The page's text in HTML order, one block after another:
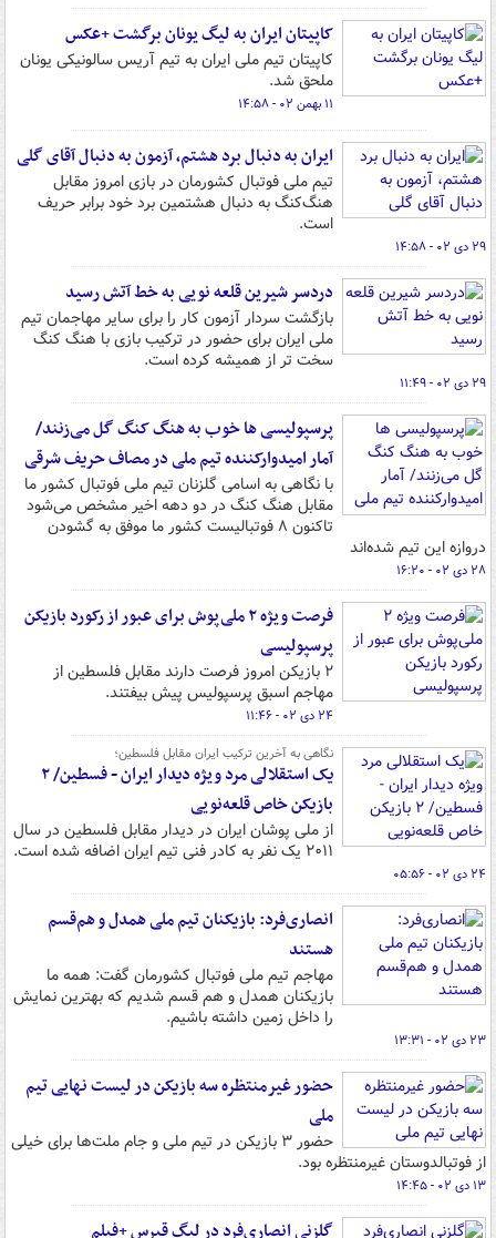
کاپیتان ایران به لیگ یونان برگشت +عکس
کاپیتان تیم ملی ایران به تیم آریس سالونیکی یونان
ملحق شد.
۱۱ بهمن ۰۲ - ۱۴:۵۸
ایران به دنبال برد هشتم، آزمون به دنبال آقای گلی
تیم ملی فوتبال کشورمان در بازی امروز مقابل
هنگ‌کنگ به دنبال هشتمین برد خود برابر حریف
است.
۲۹ دی ۰۲ - ۱۴:۵۸
دردسر شیرین قلعه نویی به خط آتش رسید
بازگشت سردار آزمون کار را برای سایر مهاجمان تیم
ملی ایران برای حضور در ترکیب بازی با هنگ کنگ
سخت تر از همیشه کرده است.
۲۹ دی ۰۲ - ۱۱:۴۹
پرسپولیسی ها خوب به هنگ کنگ گل می‌زنند/
آمار امیدوارکننده تیم ملی در مصاف حریف شرقی
با نگاهی به اسامی گلزنان تیم ملی فوتبال کشور ما
مقابل هنگ کنگ در دو دهه اخیر مشخص می‌شود
تاکنون ۸ فوتبالیست کشور ما موفق به گشودن
دروازه این تیم شده‌اند
۲۸ دی ۰۲ - ۱۶:۲۰
فرصت ویژه ۲ ملی‌پوش برای عبور از رکورد بازیکن
پرسپولیسی
۲ بازیکن امروز فرصت دارند مقابل فلسطین از
مهاجم اسبق پرسپولیس پیش بیفتند.
۲۴ دی ۰۲ - ۱۱:۴۶
نگاهی به آخرین ترکیب ایران مقابل فلسطین؛
یک استقلالی مرد ویژه دیدار ایران - فسطین/ ۲
بازیکن خاص قلعه‌نویی
از ملی پوشان ایران در دیدار مقابل فلسطین در سال
۲۰۱۱ یک نفر به کادر فنی تیم ایران اضافه شده است.
۲۴ دی ۰۲ - ۰۵:۵۶
انصاری‌فرد: بازیکنان تیم ملی همدل و هم‌قسم
هستند
مهاجم تیم ملی فوتبال کشورمان گفت: همه ما
بازیکنان همدل و هم قسم شدیم که بهترین نمایش
را داخل زمین داشته باشیم.
۲۳ دی ۰۲ - ۱۳:۳۱
حضور غیرمنتظره سه بازیکن در لیست نهایی تیم
ملی
حضور ۳ بازیکن در تیم ملی و جام ملت‌ها برای خیلی
از فوتبالدوستان غیرمنتظره بود.
۱۳ دی ۰۲ - ۱۴:۴۵
گلزنی انصاری‌فرد در لیگ قبرس +فیلم